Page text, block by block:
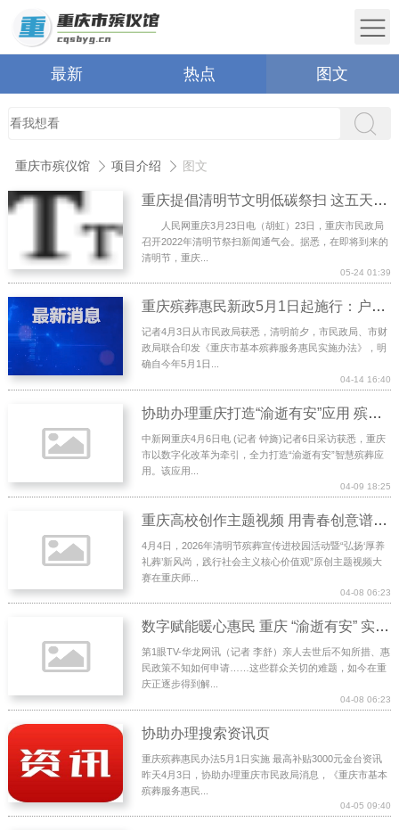
最新 热点 图文
重庆市殡仪馆 项目介绍 图文
重庆提倡清明节文明低碳祭扫 这五天需预约
人民网重庆3月23日电（胡虹）23日，重庆市民政局
召开2022年清明节祭扫新闻通气会。据悉，在即将到来的
清明节，重庆...
05-24 01:39
重庆殡葬惠民新政5月1日起施行：户籍居民全覆盖，火化最高补助1500元
记者4月3日从市民政局获悉，清明前夕，市民政局、市财
政局联合印发《重庆市基本殡葬服务惠民实施办法》，明
确自今年5月1日...
04-14 16:40
协助办理重庆打造“渝逝有安”应用 殡葬服务实现“指尖办、智慧管”
中新网重庆4月6日电 (记者 钟旖)记者6日采访获悉，重庆
市以数字化改革为牵引，全力打造“渝逝有安”智慧殡葬应
用。该应用...
04-09 18:25
重庆高校创作主题视频 用青春创意谱殡葬新篇
4月4日，2026年清明节殡葬宣传进校园活动暨“弘扬‘厚养
礼葬’新风尚，践行社会主义核心价值观”原创主题视频大
赛在重庆师...
04-08 06:23
数字赋能暖心惠民 重庆 “渝逝有安” 实现殡葬惠民政策“指尖办”
第1眼TV-华龙网讯（记者 李舒）亲人去世后不知所措、惠
民政策不知如何申请……这些群众关切的难题，如今在重
庆正逐步得到解...
04-08 06:23
协助办理搜索资讯页
重庆殡葬惠民办法5月1日实施 最高补贴3000元金台资讯
昨天4月3日，协助办理重庆市民政局消息，《重庆市基本
殡葬服务惠民...
04-05 09:40